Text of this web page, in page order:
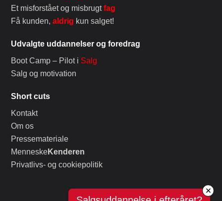
Et misforstået og misbrugtfag
Få kunden,aldrig kun salget!
Udvalgte uddannelser og foredrag
Boot Camp – Pilot i Salg
Salg og motivation
Short cuts
Kontakt
Om os
Pressemateriale
MenneskeKenderen
Privatlivs- og cookiepolitik